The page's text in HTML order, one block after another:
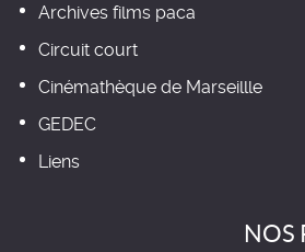
Archives films paca
Circuit court
Cinémathèque de Marseillle
GEDEC
Liens
NOS